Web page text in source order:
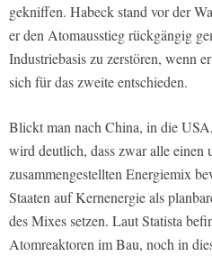
gekniffen. Habeck stand vor der
er den Atomausstieg rückgängig
Industriebasis zu zerstören, wenn
sich für das zweite entschieden.
Blickt man nach China, in die
wird deutlich, dass zwar alle einen
zusammengestellten Energiemix
Staaten auf Kernenergie als
des Mixes setzen. Laut Statista
Atomreaktoren im Bau, noch in